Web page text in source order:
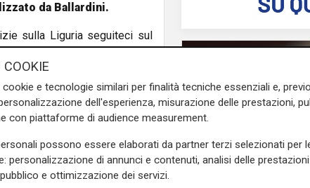
da Ballardini.
sulla Liguria seguiteci sul
e suFacebook.
COOKIE
e tecnologie similari per finalità tecniche essenziali e,
dell'esperienza, misurazione delle prestazioni,
con piattaforme di audience measurement.
possono essere elaborati da partner terzi selezionati per
personalizzazione di annunci e contenuti, analisi delle
e ottimizzazione dei servizi.